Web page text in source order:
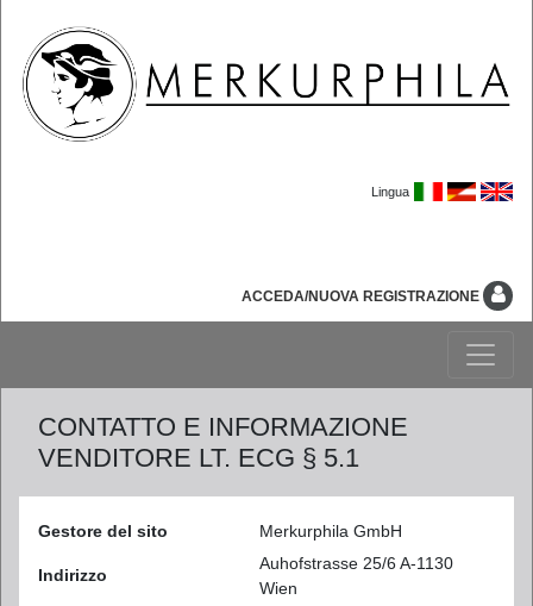
Lingua
ACCEDA/NUOVA REGISTRAZIONE
CONTATTO E INFORMAZIONE
VENDITORE LT. ECG § 5.1
Gestore del sito Merkurphila GmbH
Indirizzo
Auhofstrasse 25/6 A-1130
Wien